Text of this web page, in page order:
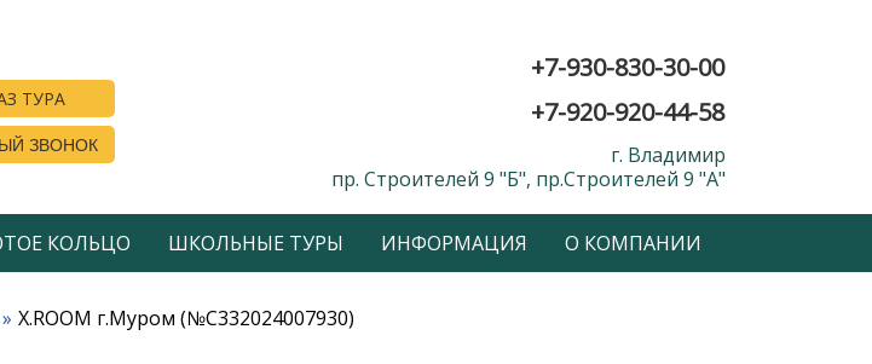
ТУРА
ЗВОНОК
+7-930-830-30-00
+7-920-920-44-58
г. Владимир
пр. Строителей 9 "Б", пр.Строителей 9 "А"
КОЛЬЦО ШКОЛЬНЫЕ ТУРЫ ИНФОРМАЦИЯ О КОМПАНИИ
X.ROOM г.Муром (№С332024007930)